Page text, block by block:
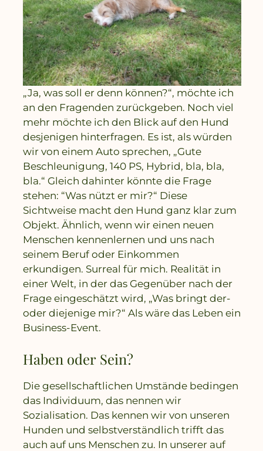
„Ja, was soll er denn können?“, möchte ich
an den Fragenden zurückgeben. Noch viel
mehr möchte ich den Blick auf den Hund
desjenigen hinterfragen. Es ist, als würden
wir von einem Auto sprechen, „Gute
Beschleunigung, 140 PS, Hybrid, bla, bla,
bla.“ Gleich dahinter könnte die Frage
stehen: “Was nützt er mir?“ Diese
Sichtweise macht den Hund ganz klar zum
Objekt. Ähnlich, wenn wir einen neuen
Menschen kennenlernen und uns nach
seinem Beruf oder Einkommen
erkundigen. Surreal für mich. Realität in
einer Welt, in der das Gegenüber nach der
Frage eingeschätzt wird, „Was bringt der-
oder diejenige mir?“ Als wäre das Leben ein
Business-Event.
Haben oder Sein?
Die gesellschaftlichen Umstände bedingen
das Individuum, das nennen wir
Sozialisation. Das kennen wir von unseren
Hunden und selbstverständlich trifft das
auch auf uns Menschen zu. In unserer auf